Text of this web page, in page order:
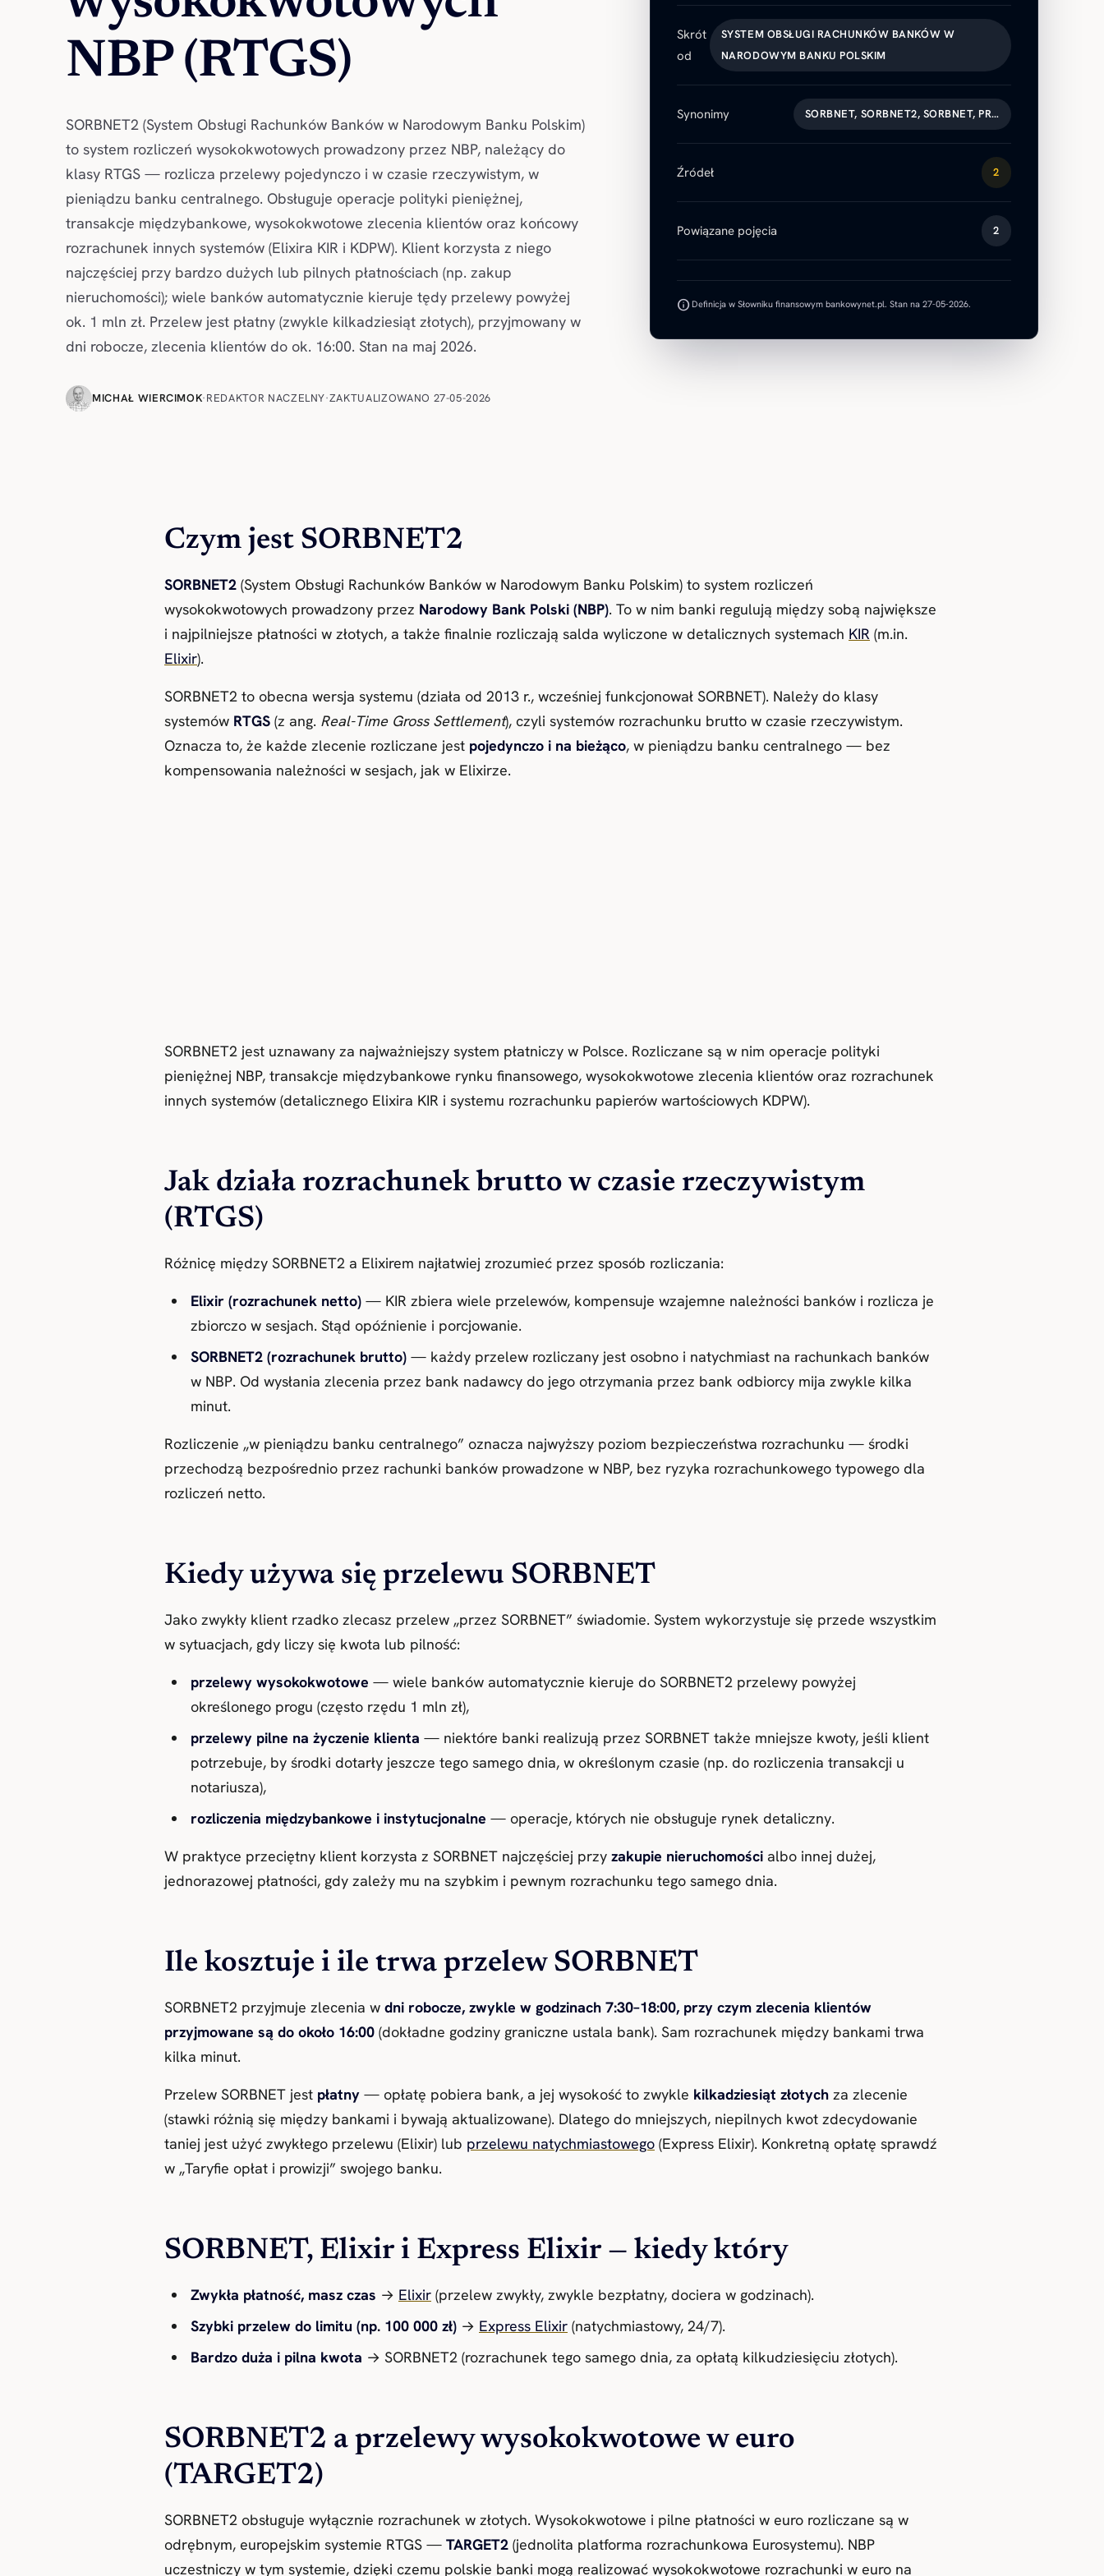
NBP (RTGS)
SORBNET2 (System Obsługi Rachunków Banków w Narodowym Banku Polskim)
to system rozliczeń wysokokwotowych prowadzony przez NBP, należący do
klasy RTGS — rozlicza przelewy pojedynczo i w czasie rzeczywistym, w
pieniądzu banku centralnego. Obsługuje operacje polityki pieniężnej,
transakcje międzybankowe, wysokokwotowe zlecenia klientów oraz końcowy
rozrachunek innych systemów (Elixira KIR i KDPW). Klient korzysta z niego
najczęściej przy bardzo dużych lub pilnych płatnościach (np. zakup
nieruchomości); wiele banków automatycznie kieruje tędy przelewy powyżej
ok. 1 mln zł. Przelew jest płatny (zwykle kilkadziesiąt złotych), przyjmowany w
dni robocze, zlecenia klientów do ok. 16:00. Stan na maj 2026.
MICHAŁ WIERCIMOK·REDAKTOR NACZELNY·ZAKTUALIZOWANO 27-05-2026
Skrót
od
SYSTEM OBSŁUGI RACHUNKÓW BANKÓW W
NARODOWYM BANKU POLSKIM
Synonimy SORBNET, SORBNET2, SORBNET, PR…
Źródeł 2
Powiązane pojęcia 2
infoDefinicja w Słowniku finansowym bankowynet.pl. Stan na 27-05-2026.
Czym jest SORBNET2
SORBNET2 (System Obsługi Rachunków Banków w Narodowym Banku Polskim) to system rozliczeń
wysokokwotowych prowadzony przez Narodowy Bank Polski (NBP). To w nim banki regulują między sobą największe
i najpilniejsze płatności w złotych, a także finalnie rozliczają salda wyliczone w detalicznych systemach KIR (m.in.
Elixir).
SORBNET2 to obecna wersja systemu (działa od 2013 r., wcześniej funkcjonował SORBNET). Należy do klasy
systemów RTGS (z ang. Real-Time Gross Settlement), czyli systemów rozrachunku brutto w czasie rzeczywistym.
Oznacza to, że każde zlecenie rozliczane jest pojedynczo i na bieżąco, w pieniądzu banku centralnego — bez
kompensowania należności w sesjach, jak w Elixirze.
SORBNET2 jest uznawany za najważniejszy system płatniczy w Polsce. Rozliczane są w nim operacje polityki
pieniężnej NBP, transakcje międzybankowe rynku finansowego, wysokokwotowe zlecenia klientów oraz rozrachunek
innych systemów (detalicznego Elixira KIR i systemu rozrachunku papierów wartościowych KDPW).
Jak działa rozrachunek brutto w czasie rzeczywistym
(RTGS)
Różnicę między SORBNET2 a Elixirem najłatwiej zrozumieć przez sposób rozliczania:
Elixir (rozrachunek netto) — KIR zbiera wiele przelewów, kompensuje wzajemne należności banków i rozlicza je
zbiorczo w sesjach. Stąd opóźnienie i porcjowanie.
SORBNET2 (rozrachunek brutto) — każdy przelew rozliczany jest osobno i natychmiast na rachunkach banków
w NBP. Od wysłania zlecenia przez bank nadawcy do jego otrzymania przez bank odbiorcy mija zwykle kilka
minut.
Rozliczenie „w pieniądzu banku centralnego” oznacza najwyższy poziom bezpieczeństwa rozrachunku — środki
przechodzą bezpośrednio przez rachunki banków prowadzone w NBP, bez ryzyka rozrachunkowego typowego dla
rozliczeń netto.
Kiedy używa się przelewu SORBNET
Jako zwykły klient rzadko zlecasz przelew „przez SORBNET” świadomie. System wykorzystuje się przede wszystkim
w sytuacjach, gdy liczy się kwota lub pilność:
przelewy wysokokwotowe — wiele banków automatycznie kieruje do SORBNET2 przelewy powyżej
określonego progu (często rzędu 1 mln zł),
przelewy pilne na życzenie klienta — niektóre banki realizują przez SORBNET także mniejsze kwoty, jeśli klient
potrzebuje, by środki dotarły jeszcze tego samego dnia, w określonym czasie (np. do rozliczenia transakcji u
notariusza),
rozliczenia międzybankowe i instytucjonalne — operacje, których nie obsługuje rynek detaliczny.
W praktyce przeciętny klient korzysta z SORBNET najczęściej przy zakupie nieruchomości albo innej dużej,
jednorazowej płatności, gdy zależy mu na szybkim i pewnym rozrachunku tego samego dnia.
Ile kosztuje i ile trwa przelew SORBNET
SORBNET2 przyjmuje zlecenia w dni robocze, zwykle w godzinach 7:30–18:00, przy czym zlecenia klientów
przyjmowane są do około 16:00 (dokładne godziny graniczne ustala bank). Sam rozrachunek między bankami trwa
kilka minut.
Przelew SORBNET jest płatny — opłatę pobiera bank, a jej wysokość to zwykle kilkadziesiąt złotych za zlecenie
(stawki różnią się między bankami i bywają aktualizowane). Dlatego do mniejszych, niepilnych kwot zdecydowanie
taniej jest użyć zwykłego przelewu (Elixir) lub przelewu natychmiastowego (Express Elixir). Konkretną opłatę sprawdź
w „Taryfie opłat i prowizji” swojego banku.
SORBNET, Elixir i Express Elixir — kiedy który
Zwykła płatność, masz czas → Elixir (przelew zwykły, zwykle bezpłatny, dociera w godzinach).
Szybki przelew do limitu (np. 100 000 zł) → Express Elixir (natychmiastowy, 24/7).
Bardzo duża i pilna kwota → SORBNET2 (rozrachunek tego samego dnia, za opłatą kilkudziesięciu złotych).
SORBNET2 a przelewy wysokokwotowe w euro
(TARGET2)
SORBNET2 obsługuje wyłącznie rozrachunek w złotych. Wysokokwotowe i pilne płatności w euro rozliczane są w
odrębnym, europejskim systemie RTGS — TARGET2 (jednolita platforma rozrachunkowa Eurosystemu). NBP
uczestniczy w tym systemie, dzięki czemu polskie banki mogą realizować wysokokwotowe rozrachunki w euro na